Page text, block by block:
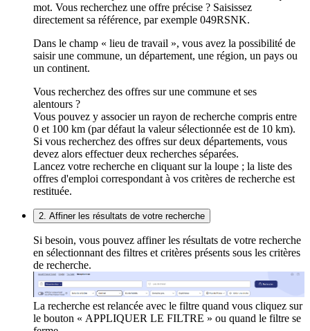
mot. Vous recherchez une offre précise ? Saisissez
directement sa référence, par exemple 049RSNK.
Dans le champ « lieu de travail », vous avez la possibilité de
saisir une commune, un département, une région, un pays ou
un continent.
Vous recherchez des offres sur une commune et ses
alentours ?
Vous pouvez y associer un rayon de recherche compris entre
0 et 100 km (par défaut la valeur sélectionnée est de 10 km).
Si vous recherchez des offres sur deux départements, vous
devez alors effectuer deux recherches séparées.
Lancez votre recherche en cliquant sur la loupe ; la liste des
offres d'emploi correspondant à vos critères de recherche est
restituée.
2. Affiner les résultats de votre recherche
Si besoin, vous pouvez affiner les résultats de votre recherche
en sélectionnant des filtres et critères présents sous les critères
de recherche.
La recherche est relancée avec le filtre quand vous cliquez sur
le bouton « APPLIQUER LE FILTRE » ou quand le filtre se